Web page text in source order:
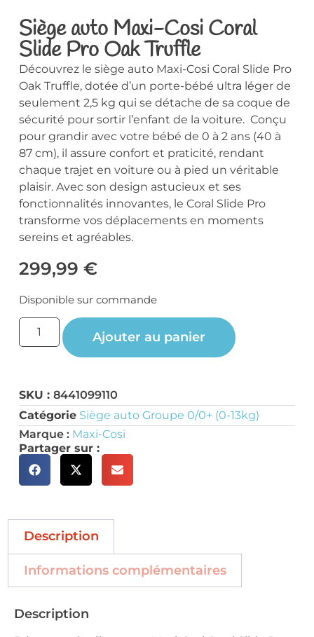
Siège auto Maxi-Cosi Coral
Slide Pro Oak Truffle
Découvrez le siège auto Maxi-Cosi Coral Slide Pro
Oak Truffle, dotée d’un porte-bébé ultra léger de
seulement 2,5 kg qui se détache de sa coque de
sécurité pour sortir l’enfant de la voiture. Conçu
pour grandir avec votre bébé de 0 à 2 ans (40 à
87 cm), il assure confort et praticité, rendant
chaque trajet en voiture ou à pied un véritable
plaisir. Avec son design astucieux et ses
fonctionnalités innovantes, le Coral Slide Pro
transforme vos déplacements en moments
sereins et agréables.
299,99 €
Disponible sur commande
Ajouter au panier
SKU : 8441099110
Catégorie Siège auto Groupe 0/0+ (0-13kg)
Marque : Maxi-Cosi
Partager sur :
Description
Informations complémentaires
Description